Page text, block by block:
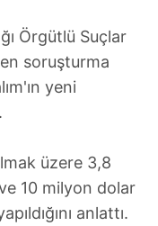
Örgütlü Suçlar
soruşturma
yeni
üzere 3,8
10 milyon dolar
anlattı.